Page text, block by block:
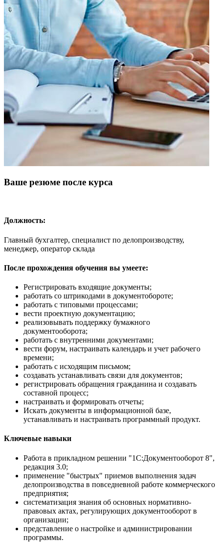
Ваше резюме после курса
Должность:
Главный бухгалтер, специалист по делопроизводству,
менеджер, оператор склада
После прохождения обучения вы умеете:
Регистрировать входящие документы;
работать со штрикодами в документобороте;
работать с типовыми процессами;
вести проектную документацию;
реализовывать поддержку бумажного
документооборота;
работать с внутренними документами;
вести форум, настраивать календарь и учет рабочего
времени;
работать с исходящим письмом;
создавать устанавливать связи для документов;
регистрировать обращения гражданина и создавать
составной процесс;
настраивать и формировать отчеты;
Искать документы в информационной базе,
устанавливать и настраивать программный продукт.
Ключевые навыки
Работа в прикладном решении "1С:Документооборот 8",
редакция 3.0;
применение "быстрых" приемов выполнения задач
делопроизводства в повседневной работе коммерческого
предприятия;
систематизация знания об основных нормативно-
правовых актах, регулирующих документооборот в
организации;
представление о настройке и администрировании
программы.